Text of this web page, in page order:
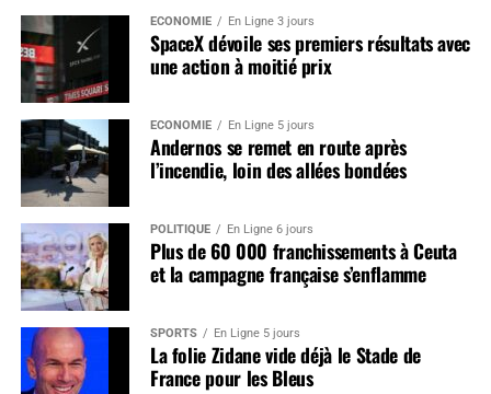
ÉCONOMIE En Ligne 3 jours
SpaceX dévoile ses premiers résultats avec
une action à moitié prix
ÉCONOMIE En Ligne 5 jours
Andernos se remet en route après
l’incendie, loin des allées bondées
POLITIQUE En Ligne 6 jours
Plus de 60 000 franchissements à Ceuta
et la campagne française s’enflamme
SPORTS En Ligne 5 jours
La folie Zidane vide déjà le Stade de
France pour les Bleus